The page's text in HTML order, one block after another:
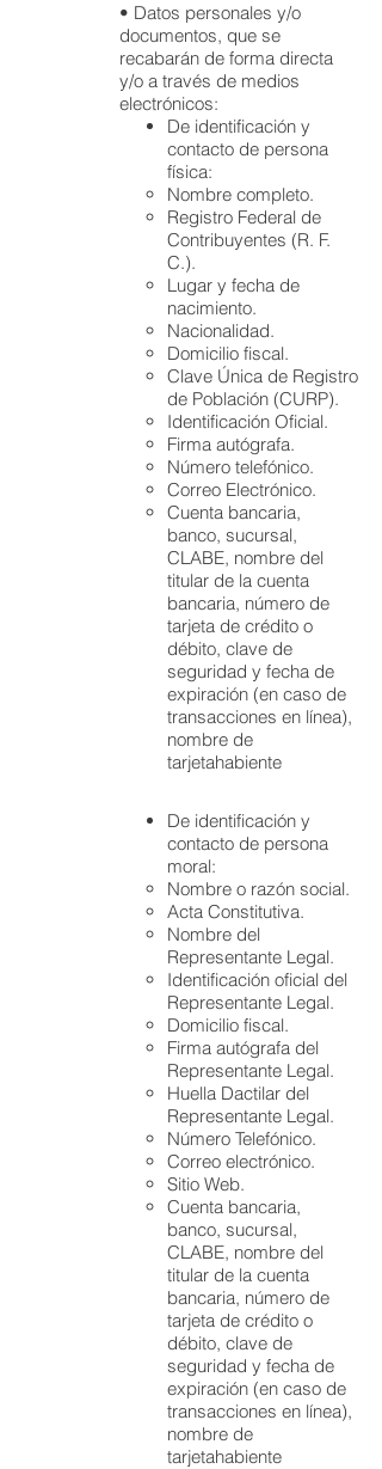
• Datos personales y/o
documentos, que se
recabarán de forma directa
y/o a través de medios
electrónicos:
De identificación y
contacto de persona
física:
Nombre completo.
Registro Federal de
Contribuyentes (R. F.
C.).
Lugar y fecha de
nacimiento.
Nacionalidad.
Domicilio fiscal.
Clave Única de Registro
de Población (CURP).
Identificación Oficial.
Firma autógrafa.
Número telefónico.
Correo Electrónico.
Cuenta bancaria,
banco, sucursal,
CLABE, nombre del
titular de la cuenta
bancaria, número de
tarjeta de crédito o
débito, clave de
seguridad y fecha de
expiración (en caso de
transacciones en línea),
nombre de
tarjetahabiente
De identificación y
contacto de persona
moral:
Nombre o razón social.
Acta Constitutiva.
Nombre del
Representante Legal.
Identificación oficial del
Representante Legal.
Domicilio fiscal.
Firma autógrafa del
Representante Legal.
Huella Dactilar del
Representante Legal.
Número Telefónico.
Correo electrónico.
Sitio Web.
Cuenta bancaria,
banco, sucursal,
CLABE, nombre del
titular de la cuenta
bancaria, número de
tarjeta de crédito o
débito, clave de
seguridad y fecha de
expiración (en caso de
transacciones en línea),
nombre de
tarjetahabiente